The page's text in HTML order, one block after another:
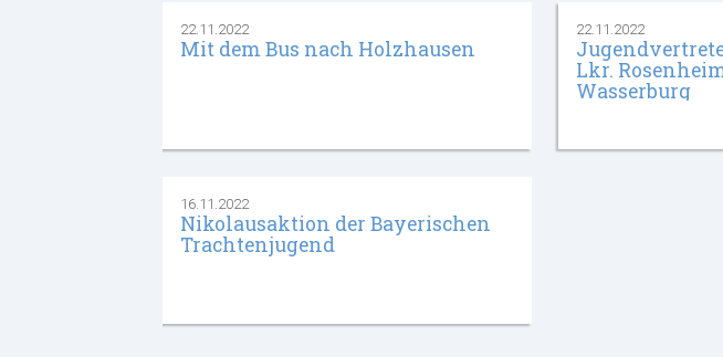
22.11.2022
Mit dem Bus nach Holzhausen
22.11.2022
Lkr.
Wasserburg
16.11.2022
Nikolausaktion der Bayerischen
Trachtenjugend